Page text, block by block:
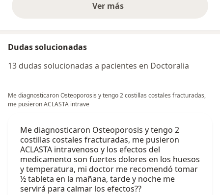
Ver másopiniones anteriores
Dudas solucionadas
13 dudas solucionadas a pacientes en Doctoralia
Me diagnosticaron Osteoporosis y tengo 2 costillas costales fracturadas,
me pusieron ACLASTA intrave
Me diagnosticaron Osteoporosis y tengo 2
costillas costales fracturadas, me pusieron
ACLASTA intravenoso y los efectos del
medicamento son fuertes dolores en los huesos
y temperatura, mi doctor me recomendó tomar
½ tableta en la mañana, tarde y noche me
servirá para calmar los efectos??